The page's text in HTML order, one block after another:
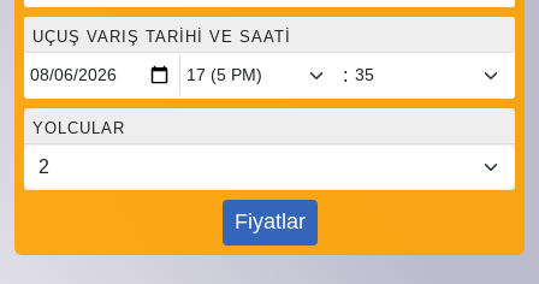
UÇUŞ VARIŞ TARIHI VE SAATI
:
YOLCULAR
Fiyatlar